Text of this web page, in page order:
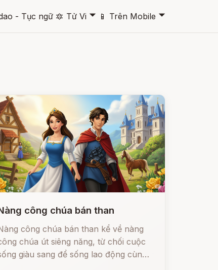
- Tục ngữ 🔯 Tử Vi 🞃 📱 Trên Mobile 🞃
công chúa bán than
công chúa bán than kể về nàng
chúa út siêng năng, từ chối cuộc
giàu sang để sống lao động cùng